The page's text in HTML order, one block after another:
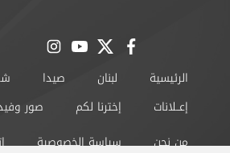
facebook
twitter
youtube
instagram
الرئيسية لبنان صيدا
إعــلانات
إخترنا لكم صور
من نحن
سياسة الخصوصية